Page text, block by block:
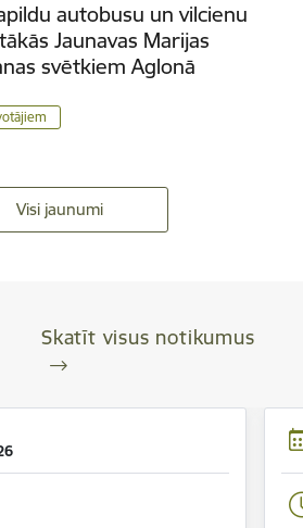
autobusu un vilcienu
Jaunavas Marijas
svētkiem Aglonā
Visi jaunumi
Skatīt visus notikumus